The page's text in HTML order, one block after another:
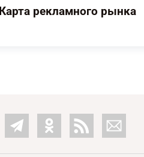
Карта рекламного рынка